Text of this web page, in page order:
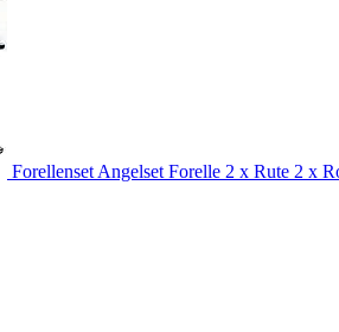
Forellenset Angelset Forelle 2 x Rute 2 x